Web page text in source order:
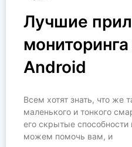
Лучшие
Android
Всем хотят знать, что же
маленького и тонкого
его скрытые
можем помочь вам, и